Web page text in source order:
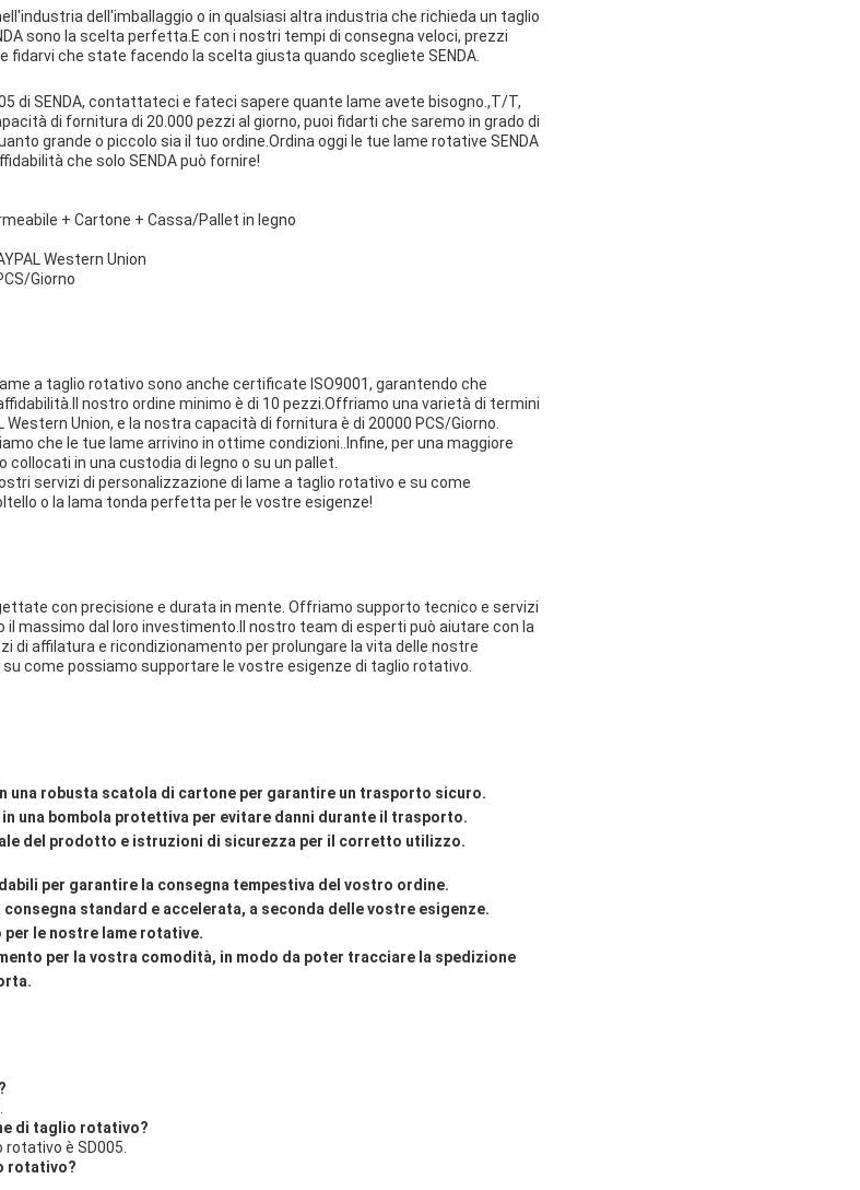
dell'imballaggio o in qualsiasi altra industria che richieda un taglio
sono la scelta perfetta.E con i nostri tempi di consegna veloci, prezzi
che state facendo la scelta giusta quando scegliete SENDA.
di SENDA, contattateci e fateci sapere quante lame avete bisogno.,T/T,
di fornitura di 20.000 pezzi al giorno, puoi fidarti che saremo in grado di
grande o piccolo sia il tuo ordine.Ordina oggi le tue lame rotative SENDA
che solo SENDA può fornire!
+ Cartone + Cassa/Pallet in legno
Western Union
Giorno
a taglio rotativo sono anche certificate ISO9001, garantendo che
nostro ordine minimo è di 10 pezzi.Offriamo una varietà di termini
Union, e la nostra capacità di fornitura è di 20000 PCS/Giorno.
che le tue lame arrivino in ottime condizioni..Infine, per una maggiore
in una custodia di legno o su un pallet.
servizi di personalizzazione di lame a taglio rotativo e su come
o la lama tonda perfetta per le vostre esigenze!
con precisione e durata in mente. Offriamo supporto tecnico e servizi
massimo dal loro investimento.Il nostro team di esperti può aiutare con la
di affilatura e ricondizionamento per prolungare la vita delle nostre
come possiamo supportare le vostre esigenze di taglio rotativo.
una robusta scatola di cartone per garantire un trasporto sicuro.
una bombola protettiva per evitare danni durante il trasporto.
del prodotto e istruzioni di sicurezza per il corretto utilizzo.
per garantire la consegna tempestiva del vostro ordine.
standard e accelerata, a seconda delle vostre esigenze.
le nostre lame rotative.
per la vostra comodità, in modo da poter tracciare la spedizione
di taglio rotativo?
è SD005.
rotativo?